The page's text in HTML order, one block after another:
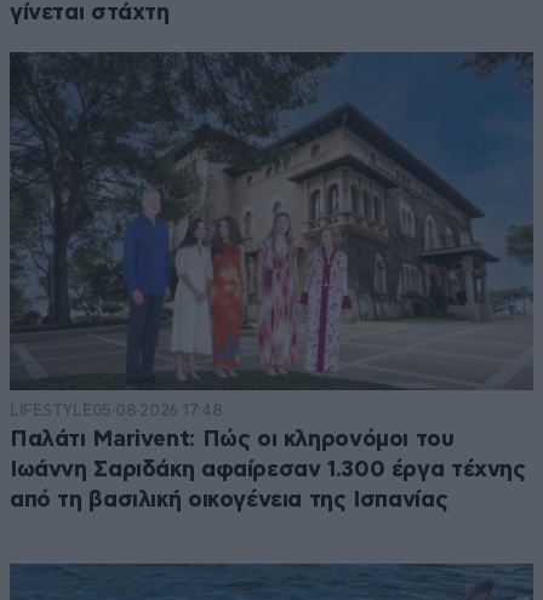
γίνεται στάχτη
LIFESTYLE05·08·2026 17:48
Παλάτι Marivent: Πώς οι κληρονόμοι του
Ιωάννη Σαριδάκη αφαίρεσαν 1.300 έργα τέχνης
από τη βασιλική οικογένεια της Ισπανίας